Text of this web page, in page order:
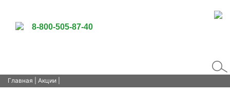
8-800-505-87-40
Главная Акции